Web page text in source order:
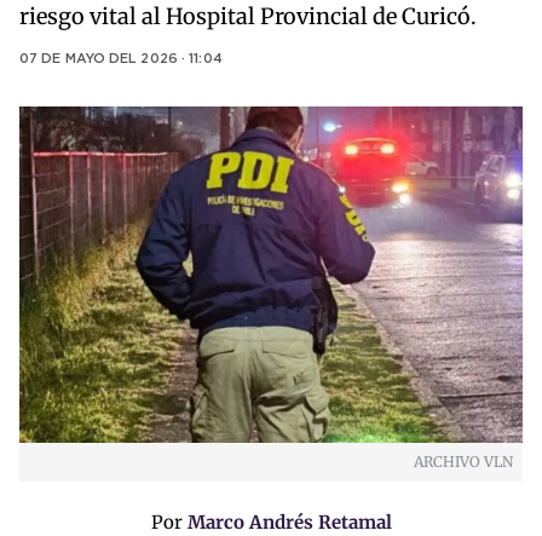
riesgo vital al Hospital Provincial de Curicó.
07 DE MAYO DEL 2026 · 11:04
ARCHIVO VLN
Por Marco Andrés Retamal